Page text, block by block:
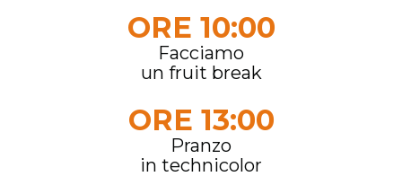
ORE 10:00
Facciamo
un fruit break
ORE 13:00
Pranzo
in technicolor